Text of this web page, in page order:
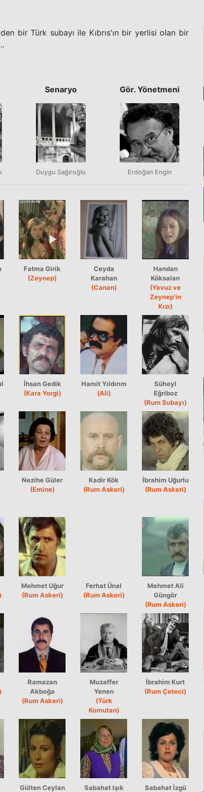
bir Türk subayı ile Kıbrıs'ın bir yerlisi olan bir
Senaryo
Duygu Sağıroğlu
Gör. Yönetmeni
Erdoğan Engin
Fatma Girik
(Zeynep)
Ceyda
Karahan
(Canan)
Handan
Köksalan
(Yavuz ve
Zeynep'in
Kızı)
İhsan Gedik
(Kara Yorgi)
Hamit Yıldırım
(Ali)
Süheyl
Eğriboz
(Rum Subayı)
Nezihe Güler
(Emine)
Kadir Kök
(Rum Askeri)
İbrahim Uğurlu
(Rum Askeri)
Mehmet Uğur
(Rum Askeri)
Ferhat Ünal
(Rum Askeri)
Mehmet Ali
Güngör
(Rum Askeri)
Ramazan
Akboğa
(Rum Askeri)
Muzaffer
Yenen
(Türk
Komutan)
İbrahim Kurt
(Rum Çeteci)
Gülten Ceylan
Sabahat Işık
Sabahat İzgü